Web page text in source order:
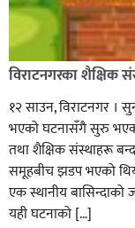
विराटनगरका शैक्षिक
१२ साउन, विराटनगर ।
भएको घटनासँगै सुरु भएको
तथा शैक्षिक संस्थाहरू
समूहबीच झडप भएको
एक स्थानीय
यही घटनाको […]